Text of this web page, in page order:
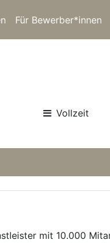
Für Bewerber*innen
Vollzeit
mit 10.000